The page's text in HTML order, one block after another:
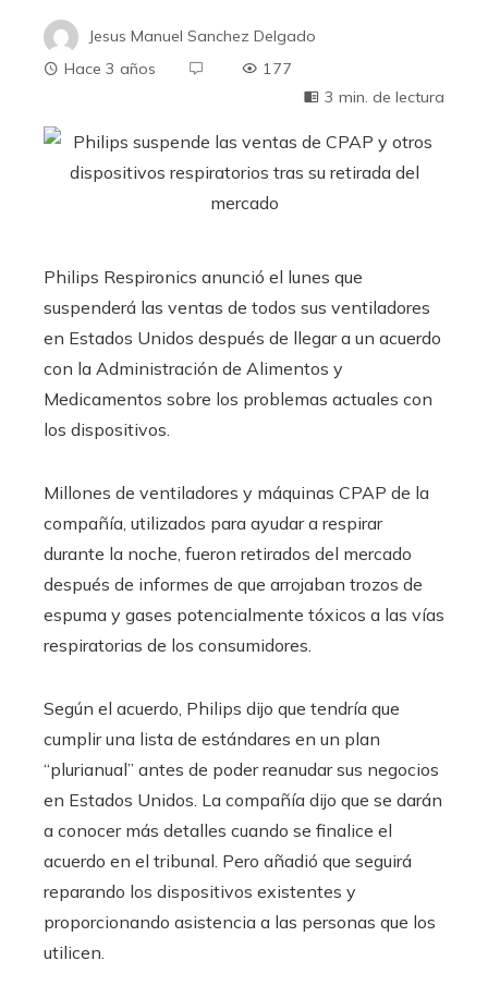
Jesus Manuel Sanchez Delgado
Hace 3 años
177
3 min. de lectura
Philips Respironics anunció el lunes que
suspenderá las ventas de todos sus ventiladores
en Estados Unidos después de llegar a un acuerdo
con la Administración de Alimentos y
Medicamentos sobre los problemas actuales con
los dispositivos.
Millones de ventiladores y máquinas CPAP de la
compañía, utilizados para ayudar a respirar
durante la noche, fueron retirados del mercado
después de informes de que arrojaban trozos de
espuma y gases potencialmente tóxicos a las vías
respiratorias de los consumidores.
Según el acuerdo, Philips dijo que tendría que
cumplir una lista de estándares en un plan
“plurianual” antes de poder reanudar sus negocios
en Estados Unidos. La compañía dijo que se darán
a conocer más detalles cuando se finalice el
acuerdo en el tribunal. Pero añadió que seguirá
reparando los dispositivos existentes y
proporcionando asistencia a las personas que los
utilicen.